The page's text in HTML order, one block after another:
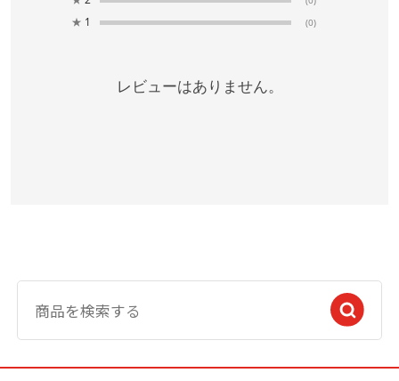
★ 1 (0)
レビューはありません。